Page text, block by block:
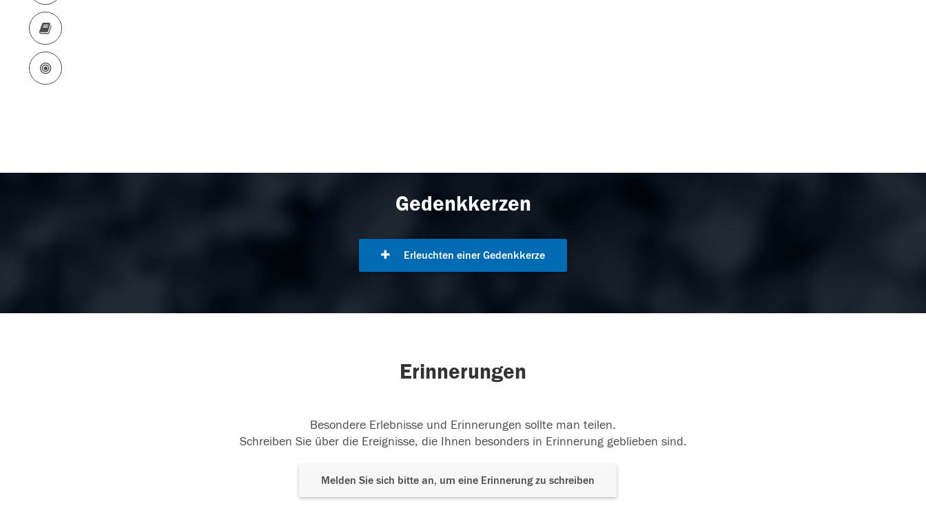
Gedenkkerzen
Erleuchten einer Gedenkkerze
Erinnerungen
Besondere Erlebnisse und Erinnerungen sollte man teilen.
Schreiben Sie über die Ereignisse, die Ihnen besonders in Erinnerung geblieben sind.
Melden Sie sich bitte an, um eine Erinnerung zu schreiben